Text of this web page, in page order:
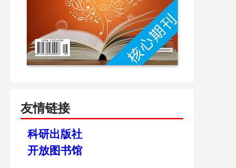
友情链接
科研出版社
开放图书馆